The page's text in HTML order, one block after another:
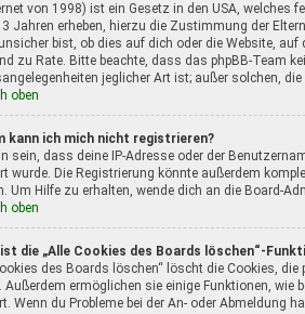
von 1998) ist ein Gesetz in den USA, welches
Jahren erheben, hierzu die Zustimmung der
bist, ob dies auf dich oder die Website,
zu Rate. Bitte beachte, dass das phpBB-Team
jeglicher Art ist; außer solchen,
oben
kann ich mich nicht registrieren?
sein, dass deine IP-Adresse oder der
wurde. Die Registrierung könnte außerdem
Um Hilfe zu erhalten, wende dich an die Board-
oben
die „Alle Cookies des Boards löschen“-
des Boards löschen“ löscht die Cookies,
Außerdem ermöglichen sie einige Funktionen,
Wenn du Probleme bei der An- oder Abmeldung